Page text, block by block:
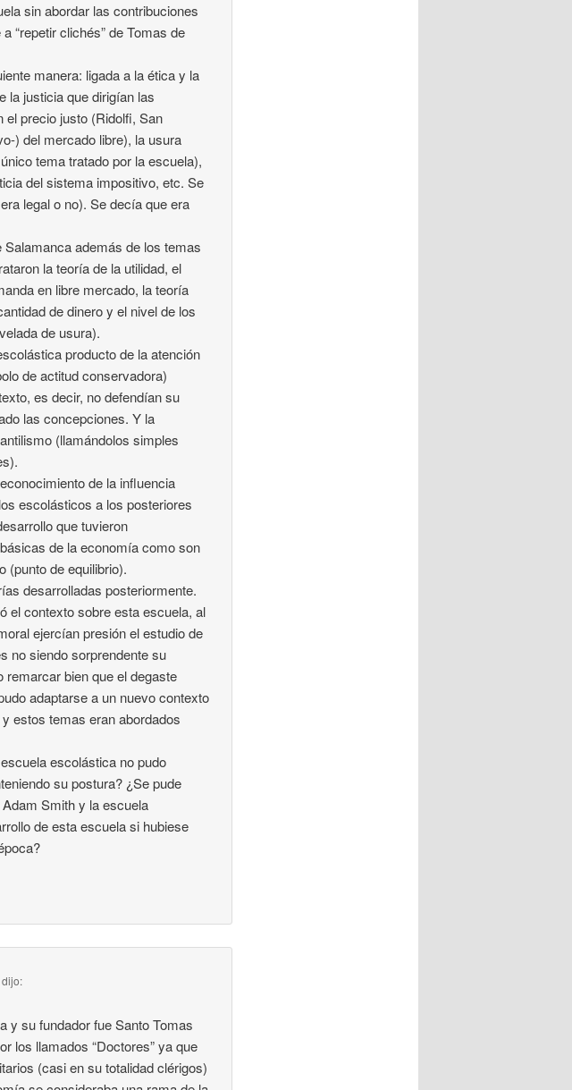
sin abordar las contribuciones
“repetir clichés” de Tomas de
manera: ligada a la ética y la
la justicia que dirigían las
el precio justo (Ridolfi, San
) del mercado libre), la usura
tema tratado por la escuela),
del sistema impositivo, etc. Se
legal o no). Se decía que era
además de los temas
la teoría de la utilidad, el
en libre mercado, la teoría
de dinero y el nivel de los
de usura).
producto de la atención
de actitud conservadora)
es decir, no defendían su
las concepciones. Y la
(llamándolos simples
de la influencia
escolásticos a los posteriores
que tuvieron
de la economía como son
(punto de equilibrio).
desarrolladas posteriormente.
el contexto sobre esta escuela, al
ejercían presión el estudio de
no siendo sorprendente su
bien que el degaste
adaptarse a un nuevo contexto
estos temas eran abordados
escolástica no pudo
su postura? ¿Se pude
Smith y la escuela
de esta escuela si hubiese
dijo:
y su fundador fue Santo Tomas
los llamados “Doctores” ya que
(casi en su totalidad clérigos)